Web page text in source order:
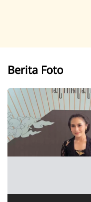
Berita Foto